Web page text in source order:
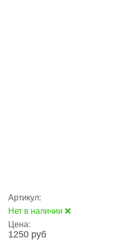
Артикул:
Нет в наличии ❌
Цена:
1250 руб